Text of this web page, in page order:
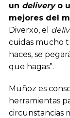
un delivery o
mejores del
Diverxo, el
cuidas mucho
haces, se
que hagas”.
Muñoz es
herramientas
circunstancias